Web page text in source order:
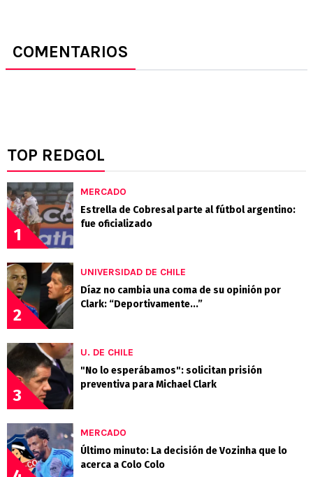
COMENTARIOS
TOP REDGOL
1
MERCADO
Estrella de Cobresal parte al fútbol argentino:
fue oficializado
2
UNIVERSIDAD DE CHILE
Díaz no cambia una coma de su opinión por
Clark: “Deportivamente...”
3
U. DE CHILE
"No lo esperábamos": solicitan prisión
preventiva para Michael Clark
MERCADO
Último minuto: La decisión de Vozinha que lo
acerca a Colo Colo